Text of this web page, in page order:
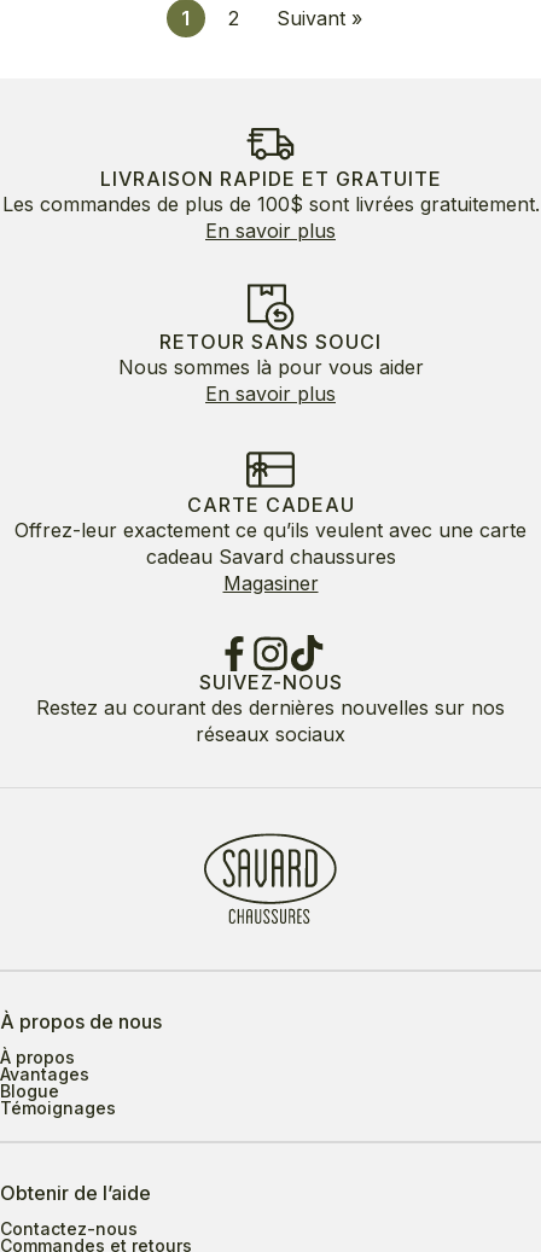
initial
1 2 Suivant »
LIVRAISON RAPIDE ET GRATUITE
Les commandes de plus de 100$ sont livrées gratuitement.
En savoir plus
RETOUR SANS SOUCI
Nous sommes là pour vous aider
En savoir plus
CARTE CADEAU
Offrez-leur exactement ce qu’ils veulent avec une carte
cadeau Savard chaussures
Magasiner
SUIVEZ-NOUS
Restez au courant des dernières nouvelles sur nos
réseaux sociaux
À propos de nous
À propos
Avantages
Blogue
Témoignages
Obtenir de l’aide
Contactez-nous
Commandes et retours